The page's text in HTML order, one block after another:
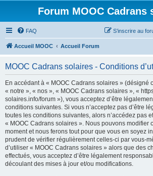
Forum MOOC Cadrans
FAQ S’inscrire au
Accueil MOOC Accueil Forum
MOOC Cadrans solaires - Conditions
En accédant à « MOOC Cadrans solaires » (désigné
« notre », « nos », « MOOC Cadrans solaires », «
solaires.info/forum »), vous acceptez d’être
conditions suivantes. Si vous n’acceptez pas d’être
toutes les conditions suivantes, alors n’accédez pas
« MOOC Cadrans solaires ». Nous pouvons modifier
moment et nous ferons tout pour que vous en soyez
prudent de vérifier régulièrement celles-ci par vous-
d’utiliser « MOOC Cadrans solaires » alors que des
effectués, vous acceptez d’être légalement
découlant des mises à jour et/ou modifications.